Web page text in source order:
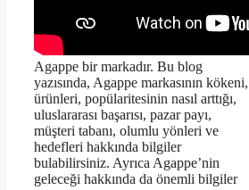
Agappe bir markadır. Bu blog
yazısında, Agappe markasının kökeni,
ürünleri, popülaritesinin nasıl arttığı,
uluslararası başarısı, pazar payı,
müşteri tabanı, olumlu yönleri ve
hedefleri hakkında bilgiler
bulabilirsiniz. Ayrıca Agappe’nin
geleceği hakkında da önemli bilgiler